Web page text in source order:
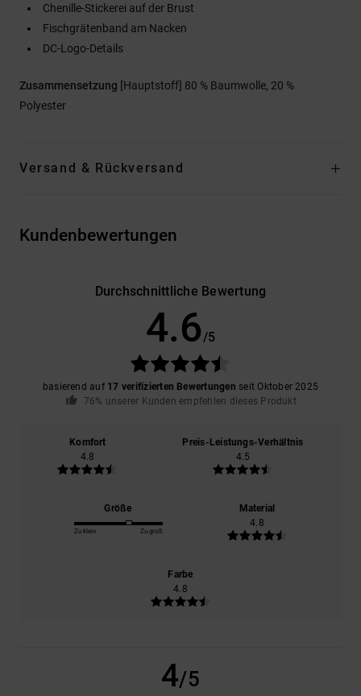
Chenille-Stickerei auf der Brust
Fischgrätenband am Nacken
DC-Logo-Details
Zusammensetzung [Hauptstoff] 80 % Baumwolle, 20 %
Polyester
Versand & Rückversand
Kundenbewertungen
Durchschnittliche Bewertung
4.6 /5
basierend auf 17 verifizierten Bewertungen seit Oktober 2025
76% unserer Kunden empfehlen dieses Produkt
Komfort
4.8
Preis-Leistungs-Verhältnis
4.5
Größe
Zu klein Zu groß
Material
4.8
Farbe
4.8
4/5